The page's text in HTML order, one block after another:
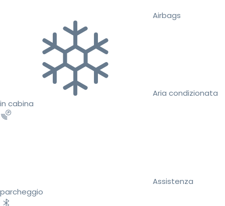
Airbags
Aria condizionata
in cabina
Assistenza
parcheggio